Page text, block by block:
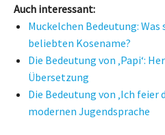
Auch interessant:
Muckelchen Bedeutung:
beliebten Kosename?
Die Bedeutung von ‚Papi‘:
Übersetzung
Die Bedeutung von ‚Ich feier
modernen Jugendsprache